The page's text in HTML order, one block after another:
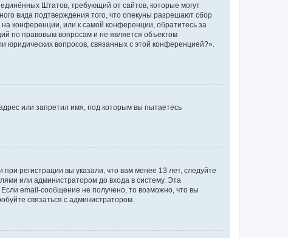
Штатов, требующий от сайтов, которые могут
вида подтверждения того, что опекуны разрешают сбор
конференции, или к самой конференции, обратитесь за
по правовым вопросам и не является объектом
юридических вопросов, связанных с этой конференцией?».
или запретил имя, под которым вы пытаетесь
регистрации вы указали, что вам менее 13 лет, следуйте
или администратором до входа в систему. Эта
email-сообщение не получено, то возможно, что вы
связаться с администратором.